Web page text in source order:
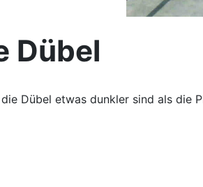
Dübel
Dübel etwas dunkler sind als die